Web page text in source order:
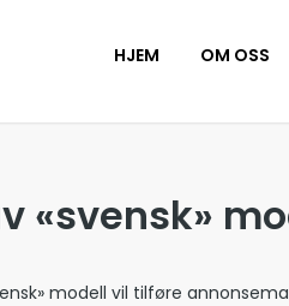
HJEM OM OSS
«svensk»
modell vil tilføre